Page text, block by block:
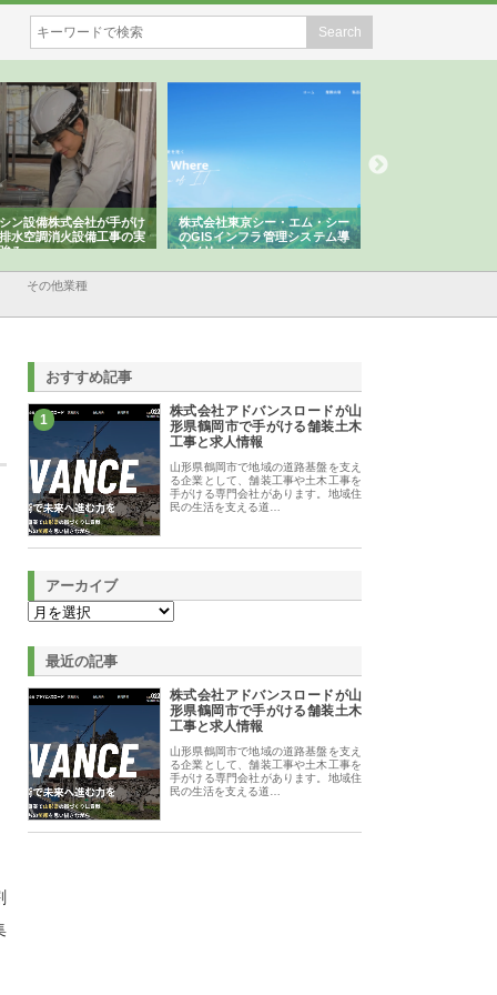
ン設備株式会社が手がけ
水空調消火設備工事の実
み
株式会社東京シー・エム・シー
のGISインフラ管理システム導
入メリット
その他業種
おすすめ記事
1
株式会社アドバンスロードが山
形県鶴岡市で手がける舗装土木
工事と求人情報
山形県鶴岡市で地域の道路基盤を支え
る企業として、舗装工事や土木工事を
手がける専門会社があります。地域住
民の生活を支える道…
アーカイブ
最近の記事
株式会社アドバンスロードが山
形県鶴岡市で手がける舗装土木
工事と求人情報
山形県鶴岡市で地域の道路基盤を支え
る企業として、舗装工事や土木工事を
手がける専門会社があります。地域住
民の生活を支える道…